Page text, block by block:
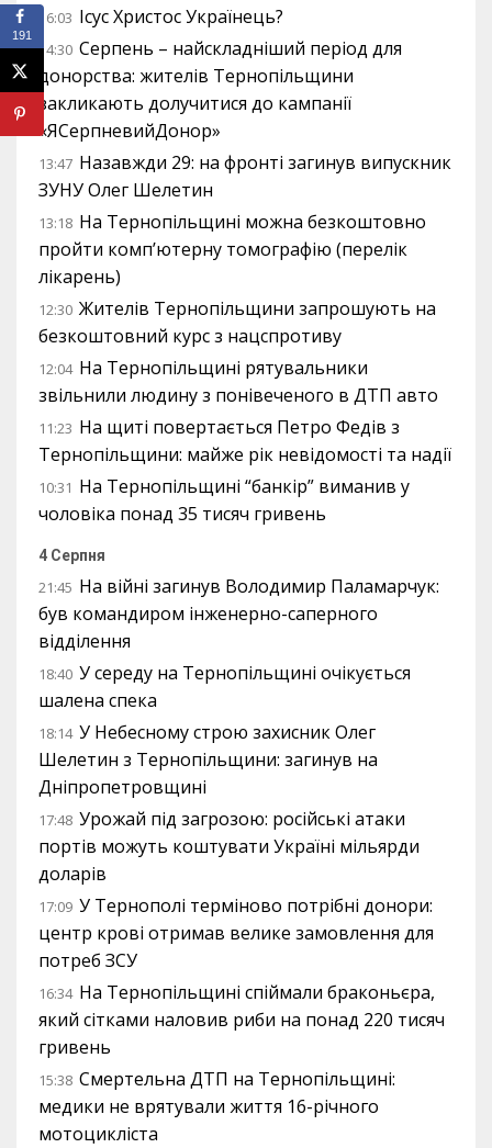
16:03 Ісус Христос Українець?
14:30 Серпень – найскладніший період для
донорства: жителів Тернопільщини
закликають долучитися до кампанії
«ЯСерпневийДонор»
13:47 Назавжди 29: на фронті загинув випускник
ЗУНУ Олег Шелетин
13:18 На Тернопільщині можна безкоштовно
пройти комп’ютерну томографію (перелік
лікарень)
12:30 Жителів Тернопільщини запрошують на
безкоштовний курс з нацспротиву
12:04 На Тернопільщині рятувальники
звільнили людину з понівеченого в ДТП авто
11:23 На щиті повертається Петро Федів з
Тернопільщини: майже рік невідомості та надії
10:31 На Тернопільщині “банкір” виманив у
чоловіка понад 35 тисяч гривень
4 Серпня
21:45 На війні загинув Володимир Паламарчук:
був командиром інженерно-саперного
відділення
18:40 У середу на Тернопільщині очікується
шалена спека
18:14 У Небесному строю захисник Олег
Шелетин з Тернопільщини: загинув на
Дніпропетровщині
17:48 Урожай під загрозою: російські атаки
портів можуть коштувати Україні мільярди
доларів
17:09 У Тернополі терміново потрібні донори:
центр крові отримав велике замовлення для
потреб ЗСУ
16:34 На Тернопільщині спіймали браконьєра,
який сітками наловив риби на понад 220 тисяч
гривень
15:38 Смертельна ДТП на Тернопільщині:
медики не врятували життя 16-річного
мотоцикліста
191